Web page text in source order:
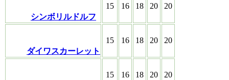
シンボリルドルフ
15 16 18 20 20
ダイワスカーレット
15 16 18 20 20
15 16 18 20 20